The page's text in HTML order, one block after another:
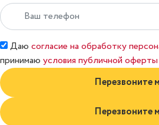
Даю согласие на обработку
принимаю условия публичной оферты
Перезвоните
Перезвоните